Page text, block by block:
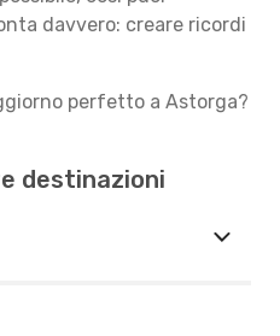
davvero: creare ricordi
perfetto a Astorga?
destinazioni